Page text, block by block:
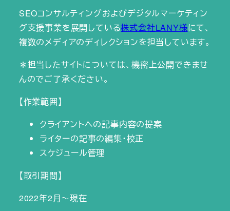
SEOコンサルティングおよびデジタルマーケティン
グ支援事業を展開している株式会社LANY様にて、
複数のメディアのディレクションを担当しています。
＊担当したサイトについては、機密上公開できませ
んのでご了承ください。
【作業範囲】
クライアントへの記事内容の提案
ライターの記事の編集・校正
スケジュール管理
【取引期間】
2022年2月～現在